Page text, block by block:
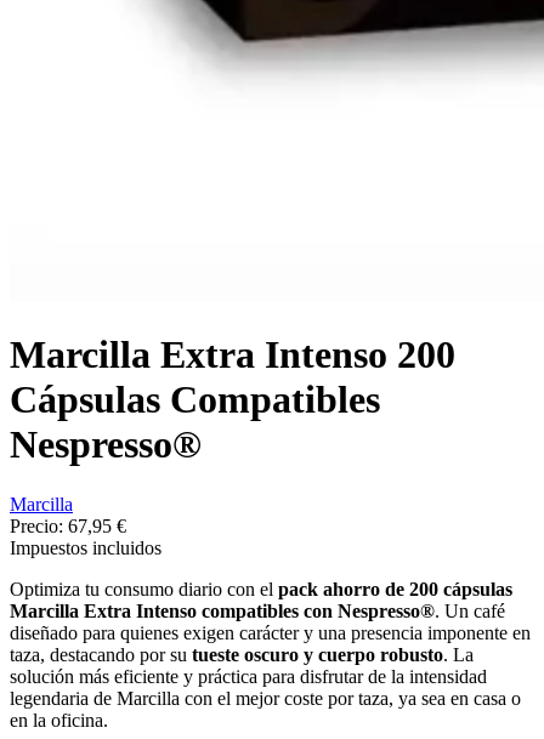
Marcilla Extra Intenso 200
Cápsulas Compatibles
Nespresso®
Marcilla
Precio: 67,95 €
Impuestos incluidos
Optimiza tu consumo diario con el pack ahorro de 200 cápsulas
Marcilla Extra Intenso compatibles con Nespresso®. Un café
diseñado para quienes exigen carácter y una presencia imponente en
taza, destacando por su tueste oscuro y cuerpo robusto. La
solución más eficiente y práctica para disfrutar de la intensidad
legendaria de Marcilla con el mejor coste por taza, ya sea en casa o
en la oficina.